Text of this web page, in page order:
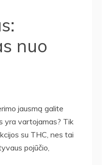
nuo
jausmą galite
yra vartojamas? Tik
su THC, nes tai
pojūčio,